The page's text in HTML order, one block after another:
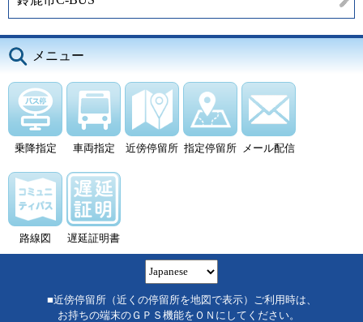
メニュー
乗降指定 車両指定 近傍停留所 指定停留所 メール配信
路線図 遅延証明書
■近傍停留所（近くの停留所を地図で表示）ご利用時は、
お持ちの端末のＧＰＳ機能をＯＮにしてください。